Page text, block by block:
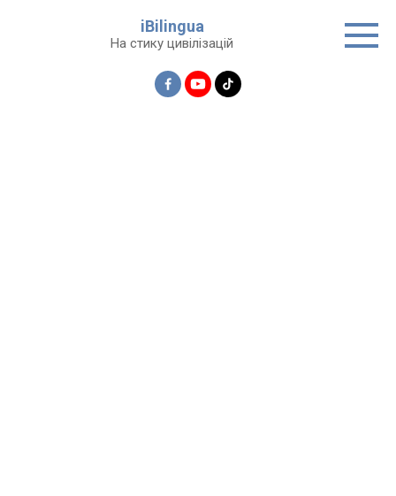
iBilingua
На стику цивілізацій